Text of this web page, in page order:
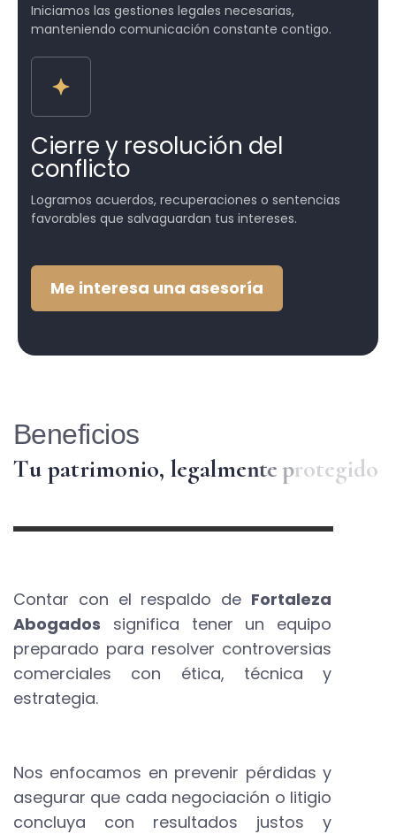
Iniciamos las gestiones legales necesarias,
manteniendo comunicación constante contigo.
Cierre y resolución del
conflicto
Logramos acuerdos, recuperaciones o sentencias
favorables que salvaguardan tus intereses.
Me interesa una asesoría
Beneficios
Tu patrimonio, legalmenteprotegido
Contar con el respaldo de Fortaleza
Abogados significa tener un equipo
preparado para resolver controversias
comerciales con ética, técnica y
estrategia.
Nos enfocamos en prevenir pérdidas y
asegurar que cada negociación o litigio
concluya con resultados justos y